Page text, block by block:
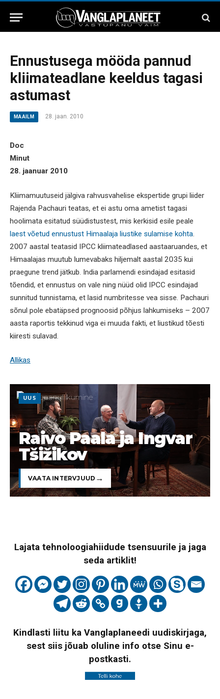
Ennustusega mööda pannud
kliimateadlane keeldus tagasi
astumast
MAAILM 28. jaan. 2010
Doc
Minut
28. jaanuar 2010
Kliimamuutuseid jälgiva rahvusvahelise ekspertide grupi liider
Rajenda Pachauri teatas, et ei astu oma ametist tagasi
hoolimata esitatud süüdistustest, mis kerkisid esile peale
laest võetud ennustust Himaalaja liustike sulamise kohta.
2007 aastal teatasid IPCC kliimateadlased aastaaruandes, et
Himaalajas muutub lumevabaks hiljemalt aastal 2035 kui
praegune trend jätkub. India parlamendi esindajad esitasid
tõendid, et ennustus on vale ning nüüd olid IPCC esindajad
sunnitud tunnistama, et lasid numbritesse vea sisse. Pachauri
sõnul pole ebatäpsed prognoosid põhjus lahkumiseks – 2007
aasta raportis tekkinud viga ei muuda fakti, et liustikud tõesti
kiiresti sulavad.
Allikas
UUS
Raivo Paala ja Ingvar
Tšižikov
VAATA INTERVJUUD
Lajata tehnoloogiahiidude tsensuurile ja jaga
seda artiklit!
Kindlasti liitu ka Vanglaplaneedi uudiskirjaga,
sest siis jõuab oluline info otse Sinu e-
postkasti.